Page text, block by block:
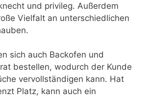
und privileg. Außerdem
Vielfalt an unterschiedlichen
sich auch Backofen und
bestellen, wodurch der Kunde
vervollständigen kann. Hat
Platz, kann auch ein